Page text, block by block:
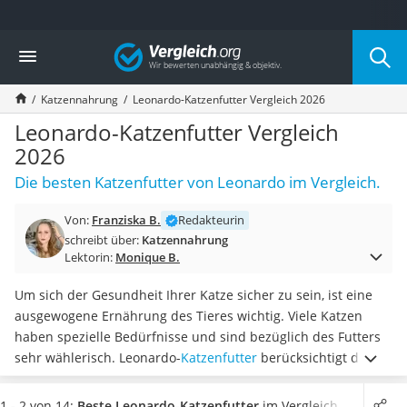
Die beliebtesten Vergleiche nach Kategorie
Drogerie
Inhalator
Haarschneider
Rollator
Braun Rasierer
Katzenklappe (Chip)
Rasierer
Massagepistole
Epilierer
Eiweißpulver
Magnesiumpräparat
Katzenklappe
Nackenmassagegerät
Zeckenschutz Katze
Vergleich
Katzennahrung Leonardo-Katzenfutter Vergleich 2026
Leonardo-Katzenfutter Vergleich
2026
Die besten Katzenfutter von Leonardo im Vergleich.
Von: Franziska B.
Redakteurin
schreibt über: Katzennahrung
Lektorin: Monique B.
Um sich der Gesundheit Ihrer Katze sicher zu sein, ist eine
ausgewogene Ernährung des Tieres wichtig. Viele Katzen
haben spezielle Bedürfnisse und sind bezüglich des Futters
sehr wählerisch. Leonardo-Katzenfutter berücksichtigt dies
und hilft Ihnen, denBedürfnissen Ihrer Katze gerecht zu
werden . Diverse Online-Tests zeigen, dass die Sorten mit